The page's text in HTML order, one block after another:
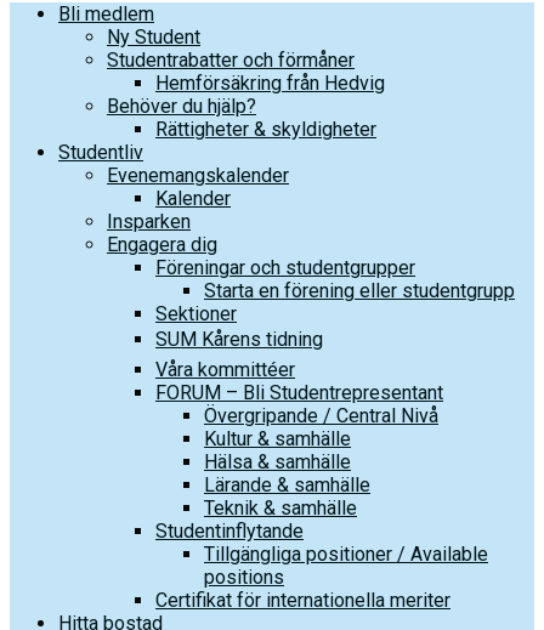
Bli medlem
Ny Student
Studentrabatter och förmåner
Hemförsäkring från Hedvig
Behöver du hjälp?
Rättigheter & skyldigheter
Studentliv
Evenemangskalender
Kalender
Insparken
Engagera dig
Föreningar och studentgrupper
Starta en förening eller studentgrupp
Sektioner
SUM Kårens tidning
Våra kommittéer
FORUM – Bli Studentrepresentant
Övergripande / Central Nivå
Kultur & samhälle
Hälsa & samhälle
Lärande & samhälle
Teknik & samhälle
Studentinflytande
Tillgängliga positioner / Available
positions
Certifikat för internationella meriter
Hitta bostad